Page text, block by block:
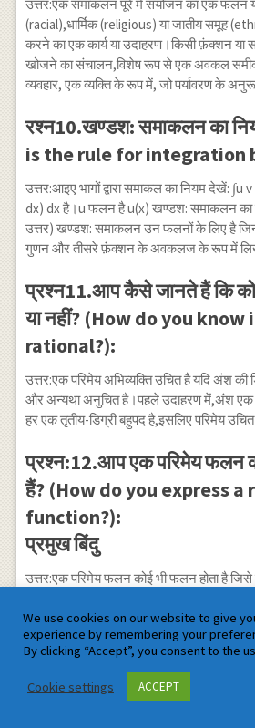
उत्तर:एक समाकलन पूरे में संयोजन का एक फलन
(racial),धार्मिक (religious) या जातीय समूह
करने का एक कार्य या उदाहरण।किसी फ़ंक्शन
खोजने का संचालन,विशेष रूप से एक अवकल
व्यवहार, एक व्यक्ति के रूप में, जो पर्यावरण के
रश्न10.खण्डश: समाकलन का
is the rule for integration
उत्तर:आइए भागों द्वारा समाकल का नियम देखें: ∫u v
dx) dx है।u फलन है u(x) खण्डश: समाकलन का
उत्तर) खण्डश: समाकलन उन फलनों के लिए है
गुणन और तीसरे फ़ंक्शन के अवकलज के रूप में
प्रश्न11.आप कैसे जानते हैं कि
या नहीं? (How do you
rational?):
उत्तर:एक परिमेय अभिव्यक्ति उचित है यदि अंश की
और अन्यथा अनुचित है।पहले उदाहरण में,अंश एक
हर एक तृतीय-डिग्री बहुपद है,इसलिए परिमेय
प्रश्न:12.आप एक परिमेय फलन
हैं? (How do you express a
function?):
प्रमुख बिंदु
उत्तर:एक परिमेय फलन कोई भी फलन होता है
f(x)=P(x)Q(x) f ( x ) = P ( x ) Q ( x ) का प्रांत
जिसके लिए हर Q(x) शून्य नहीं है।
प्रश्न:13आप एक अनुचित को
परिवर्तित करते हैं? (How do
We use cookies on our website to give
experience by remembering your
By clicking “Accept”, you consent to the
Cookie settings ACCEPT